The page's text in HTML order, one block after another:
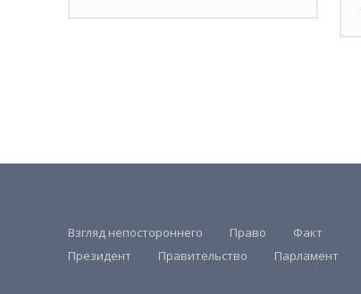
Взгляд непостороннего Право
Факт
Президент
Правительство Парламент